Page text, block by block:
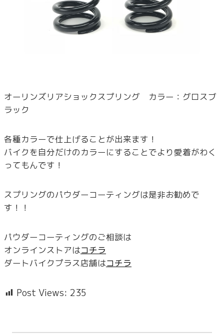
オーリンズリアショックスプリング カラー：グロスブ
ラック
各種カラーで仕上げることが出来ます！
バイクを自分だけのカラーにすることでより愛着がわく
ってもんです！
スプリングのパウダーコーティングは是非お勧めで
す！！
パウダーコーティングのご相談は
オンラインストアはコチラ
ダートバイクプラス店舗はコチラ
Post Views: 235